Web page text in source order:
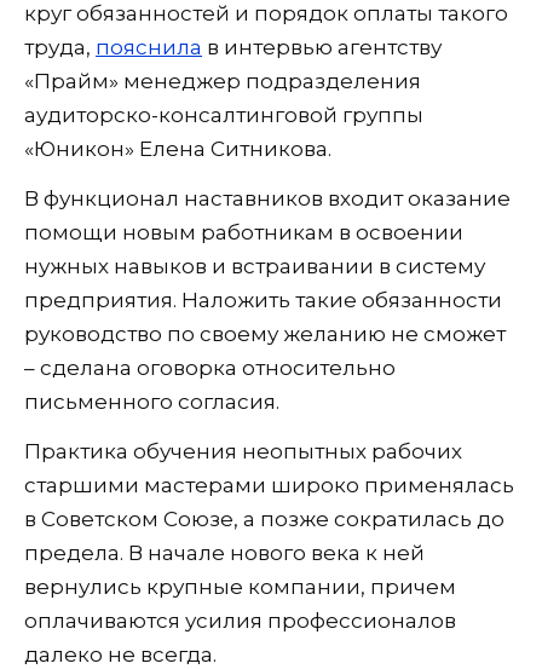
круг обязанностей и порядок оплаты такого
труда, пояснила в интервью агентству
«Прайм» менеджер подразделения
аудиторско-консалтинговой группы
«Юникон» Елена Ситникова.
В функционал наставников входит оказание
помощи новым работникам в освоении
нужных навыков и встраивании в систему
предприятия. Наложить такие обязанности
руководство по своему желанию не сможет
– сделана оговорка относительно
письменного согласия.
Практика обучения неопытных рабочих
старшими мастерами широко применялась
в Советском Союзе, а позже сократилась до
предела. В начале нового века к ней
вернулись крупные компании, причем
оплачиваются усилия профессионалов
далеко не всегда.